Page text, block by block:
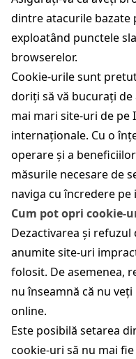
dintre atacurile bazate
exploatând punctele
browserelor.
Cookie-urile sunt
doriți să vă bucurați de
mai mari site-uri de pe
internaționale. Cu o
operare și a
măsurile necesare de
naviga cu încredere pe
Cum pot opri cookie-
Dezactivarea și
anumite site-uri
folosit. De asemenea,
nu înseamnă că nu
online.
Este posibilă setarea
cookie-uri să nu mai